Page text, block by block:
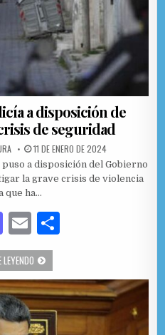
a disposición de
de seguridad
PUBLISHED DATE:
11 DE ENERO DE 2024
a disposición del Gobierno
la grave crisis de violencia
que ha…
M
as
to
d
o
E
m
ai
l
p
ar
BRASIL PONE A LA POLICÍA A